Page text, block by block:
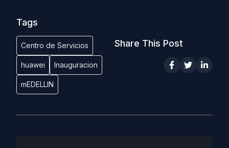
Tags
Centro de Servicios
huawei Inauguracion
mEDELLIN
Share This Post